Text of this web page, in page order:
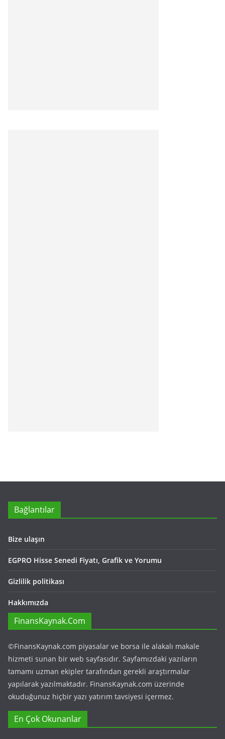
Bağlantılar
Bize ulaşın
EGPRO Hisse Senedi Fiyatı, Grafik ve Yorumu
Gizlilik politikası
Hakkımızda
FinansKaynak.Com
©FinansKaynak.com piyasalar ve borsa ile alakalı makale
hizmeti sunan bir web sayfasıdır. Sayfamızdaki yazıların
tamamı uzman ekipler tarafından gerekli araştırmalar
yapılarak yazılmaktadır. FinansKaynak.com üzerinde
okuduğunuz hiçbir yazı yatırım tavsiyesi içermez.
En Çok Okunanlar